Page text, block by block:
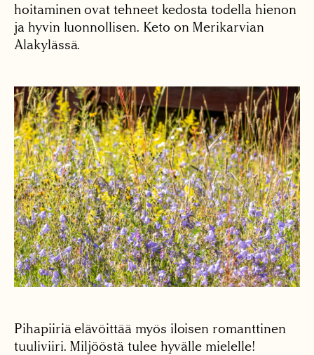
hoitaminen ovat tehneet kedosta todella hienon
ja hyvin luonnollisen. Keto on Merikarvian
Alakylässä.
Pihapiiriä elävöittää myös iloisen romanttinen
tuuliviiri. Miljööstä tulee hyvälle mielelle!